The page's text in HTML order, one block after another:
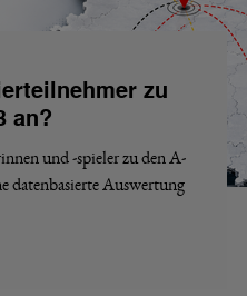
zu
an?
und -spieler zu den A-
datenbasierte Auswertung